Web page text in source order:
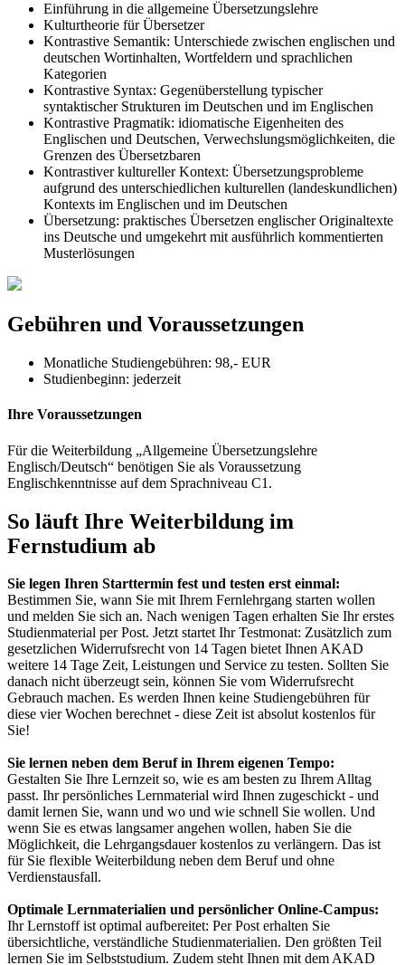
Einführung in die allgemeine Übersetzungslehre
Kulturtheorie für Übersetzer
Kontrastive Semantik: Unterschiede zwischen englischen und
deutschen Wortinhalten, Wortfeldern und sprachlichen
Kategorien
Kontrastive Syntax: Gegenüberstellung typischer
syntaktischer Strukturen im Deutschen und im Englischen
Kontrastive Pragmatik: idiomatische Eigenheiten des
Englischen und Deutschen, Verwechslungsmöglichkeiten, die
Grenzen des Übersetzbaren
Kontrastiver kultureller Kontext: Übersetzungsprobleme
aufgrund des unterschiedlichen kulturellen (landeskundlichen)
Kontexts im Englischen und im Deutschen
Übersetzung: praktisches Übersetzen englischer Originaltexte
ins Deutsche und umgekehrt mit ausführlich kommentierten
Musterlösungen
Gebühren und Voraussetzungen
Monatliche Studiengebühren: 98,- EUR
Studienbeginn: jederzeit
Ihre Voraussetzungen
Für die Weiterbildung „Allgemeine Übersetzungslehre
Englisch/Deutsch“ benötigen Sie als Voraussetzung
Englischkenntnisse auf dem Sprachniveau C1.
So läuft Ihre Weiterbildung im
Fernstudium ab
Sie legen Ihren Starttermin fest und testen erst einmal:
Bestimmen Sie, wann Sie mit Ihrem Fernlehrgang starten wollen
und melden Sie sich an. Nach wenigen Tagen erhalten Sie Ihr erstes
Studienmaterial per Post. Jetzt startet Ihr Testmonat: Zusätzlich zum
gesetzlichen Widerrufsrecht von 14 Tagen bietet Ihnen AKAD
weitere 14 Tage Zeit, Leistungen und Service zu testen. Sollten Sie
danach nicht überzeugt sein, können Sie vom Widerrufsrecht
Gebrauch machen. Es werden Ihnen keine Studiengebühren für
diese vier Wochen berechnet - diese Zeit ist absolut kostenlos für
Sie!
Sie lernen neben dem Beruf in Ihrem eigenen Tempo:
Gestalten Sie Ihre Lernzeit so, wie es am besten zu Ihrem Alltag
passt. Ihr persönliches Lernmaterial wird Ihnen zugeschickt - und
damit lernen Sie, wann und wo und wie schnell Sie wollen. Und
wenn Sie es etwas langsamer angehen wollen, haben Sie die
Möglichkeit, die Lehrgangsdauer kostenlos zu verlängern. Das ist
für Sie flexible Weiterbildung neben dem Beruf und ohne
Verdienstausfall.
Optimale Lernmaterialien und persönlicher Online-Campus:
Ihr Lernstoff ist optimal aufbereitet: Per Post erhalten Sie
übersichtliche, verständliche Studienmaterialien. Den größten Teil
lernen Sie im Selbststudium. Zudem steht Ihnen mit dem AKAD